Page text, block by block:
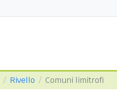
Rivello Comuni limitrofi